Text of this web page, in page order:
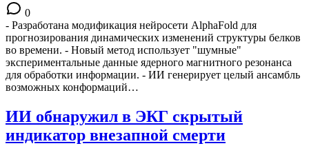
0
- Разработана модификация нейросети AlphaFold для
прогнозирования динамических изменений структуры белков
во времени. - Новый метод использует "шумные"
экспериментальные данные ядерного магнитного резонанса
для обработки информации. - ИИ генерирует целый ансамбль
возможных конформаций…
ИИ обнаружил в ЭКГ скрытый
индикатор внезапной смерти